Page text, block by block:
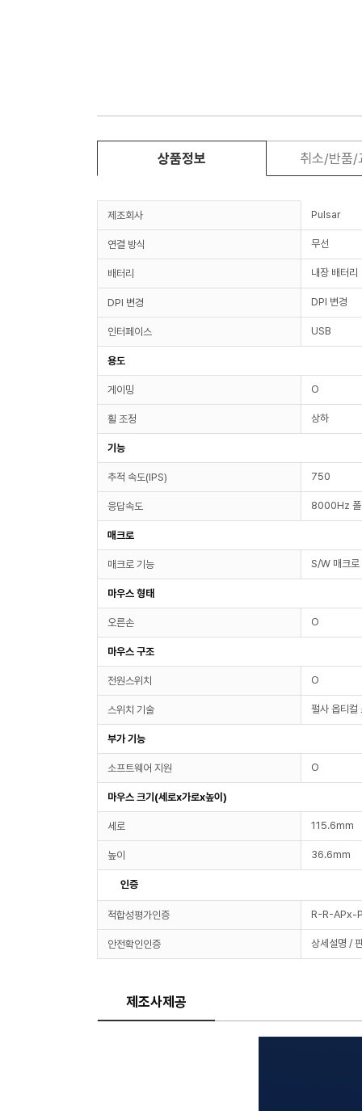
상품정보 취소/반품/
제조회사 Pulsar
연결 방식 무선
배터리 내장 배터리
DPI 변경 DPI 변경
인터페이스 USB
용도
게이밍 O
휠 조정 상하
기능
추적 속도(IPS) 750
응답속도 8000Hz 폴
매크로
매크로 기능 S/W 매크로
마우스 형태
오른손 O
마우스 구조
전원스위치 O
스위치 기술 펄사 옵티컬
부가 기능
소프트웨어 지원 O
마우스 크기(세로x가로x높이)
세로 115.6mm
높이 36.6mm
인증
적합성평가인증 R-R-APx-
안전확인인증 상세설명 /
제조사제공